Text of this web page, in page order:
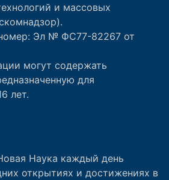
и массовых
Эл № ФС77-82267 от
могут содержать
для
лет.
Наука каждый день
открытиях и достижениях в